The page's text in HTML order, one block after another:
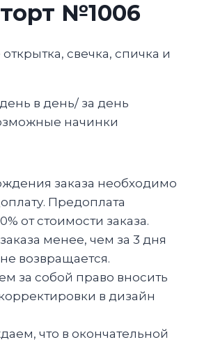
№1006
свечка, спичка и
в день/ за день
начинки
заказа необходимо
Предоплата
от стоимости заказа.
менее, чем за 3 дня
возвращается.
за собой право вносить
в дизайн
что в окончательной